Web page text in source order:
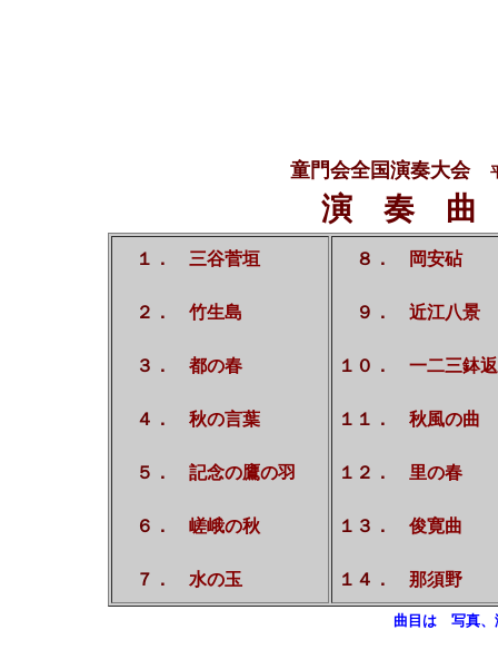
童門会全国演奏大会
演 奏 曲
１． 三谷菅垣
２． 竹生島
３． 都の春
４． 秋の言葉
５． 記念の鷹の羽
６． 嵯峨の秋
７． 水の玉
８． 岡安砧
９． 近江八景
１０． 一二三鉢
１１． 秋風の曲
１２． 里の春
１３． 俊寛曲
１４． 那須野
曲目は 写真、